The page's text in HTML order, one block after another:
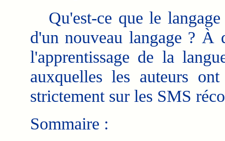
Qu'est-ce que le langage
d'un nouveau langage ? À
l'apprentissage de la
auxquelles les auteurs
strictement sur les SMS
Sommaire :